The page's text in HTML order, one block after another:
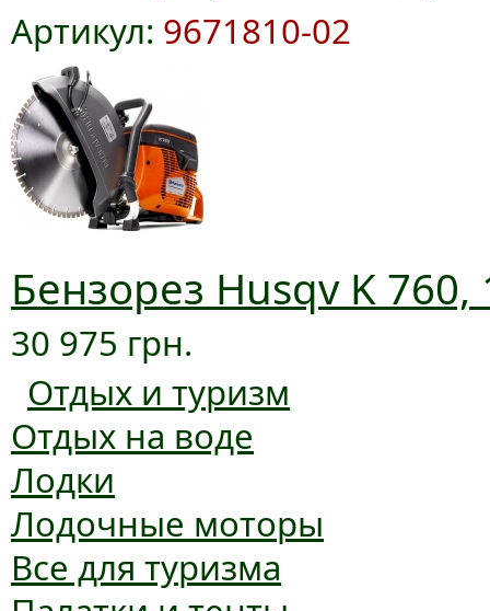
Артикул: 9671810-02
Бензорез Husqv K 760,
30 975 грн.
Отдых и туризм
Отдых на воде
Лодки
Лодочные моторы
Все для туризма